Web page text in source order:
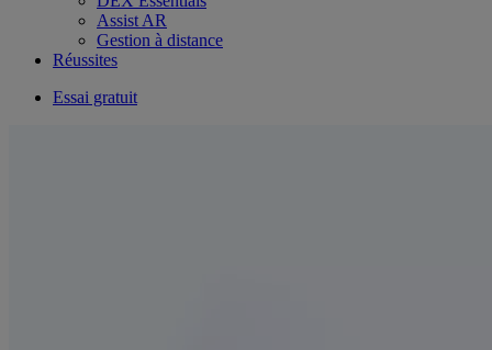
Assist AR
Gestion à distance
Réussites
Essai gratuit